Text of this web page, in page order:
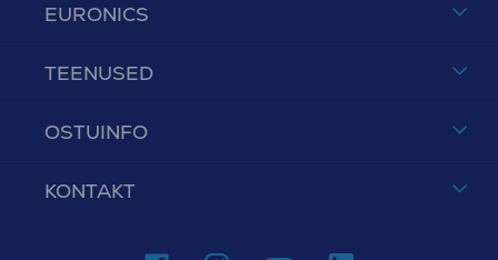
EURONICS
TEENUSED
OSTUINFO
KONTAKT